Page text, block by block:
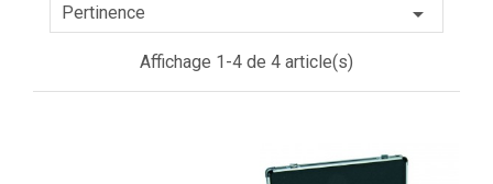
Pertinence 
Affichage 1-4 de 4 article(s)